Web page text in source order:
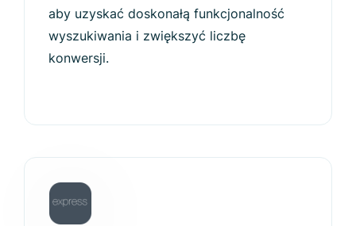
aby uzyskać doskonałą funkcjonalność
wyszukiwania i zwiększyć liczbę
konwersji.